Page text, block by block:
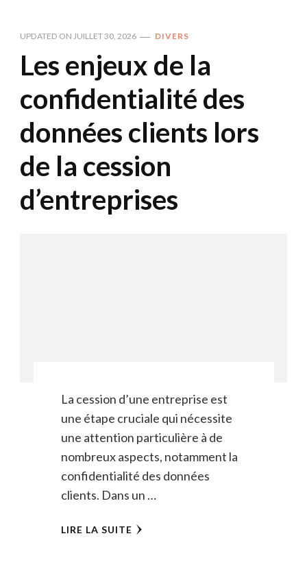
UPDATED ON JUILLET 30, 2026 DIVERS
Les enjeux de la
confidentialité des
données clients lors
de la cession
d’entreprises
La cession d’une entreprise est
une étape cruciale qui nécessite
une attention particulière à de
nombreux aspects, notamment la
confidentialité des données
clients. Dans un …
LIRE LA SUITE